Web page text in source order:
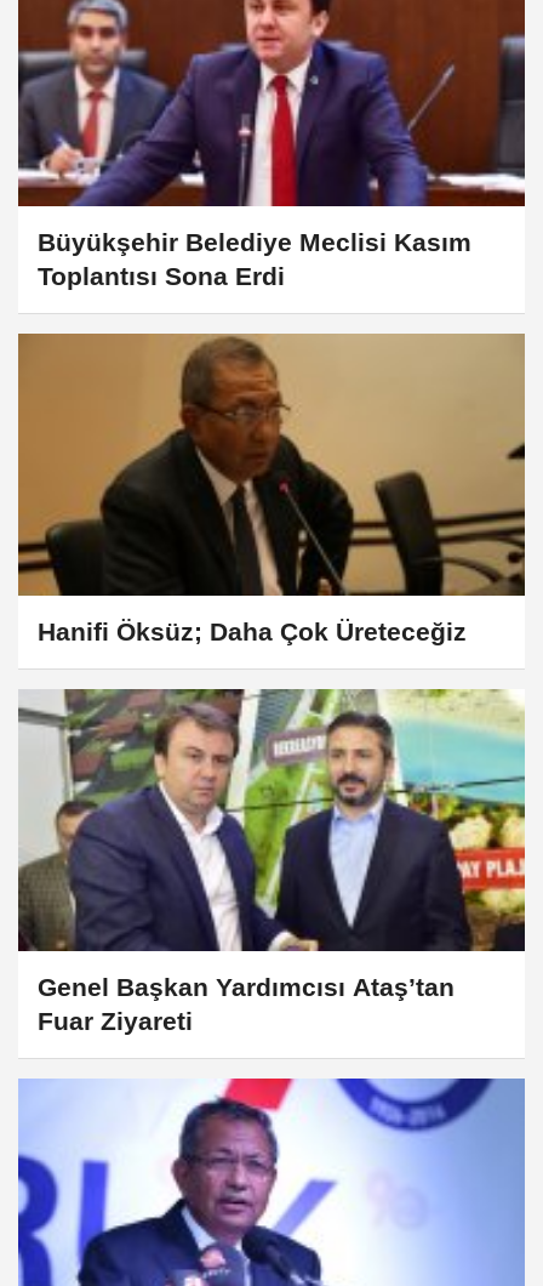
Büyükşehir Belediye Meclisi Kasım
Toplantısı Sona Erdi
Hanifi Öksüz; Daha Çok Üreteceğiz
Genel Başkan Yardımcısı Ataş’tan
Fuar Ziyareti